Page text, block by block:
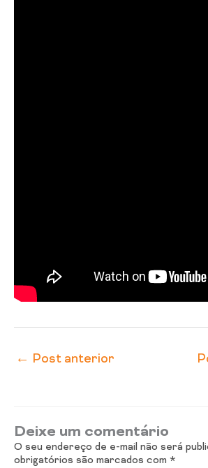
← Post anterior
Deixe um comentário
O seu endereço de e-mail não será
obrigatórios são marcados com *